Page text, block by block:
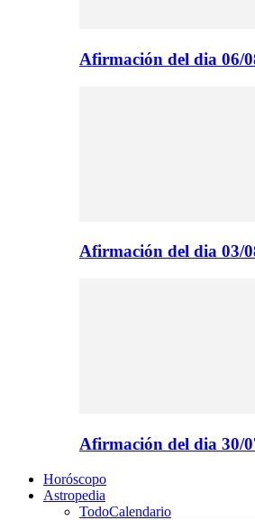
Afirmación del dia 06/
Afirmación del dia 03/
Afirmación del dia 30/
Horóscopo
Astropedia
TodoCalendario